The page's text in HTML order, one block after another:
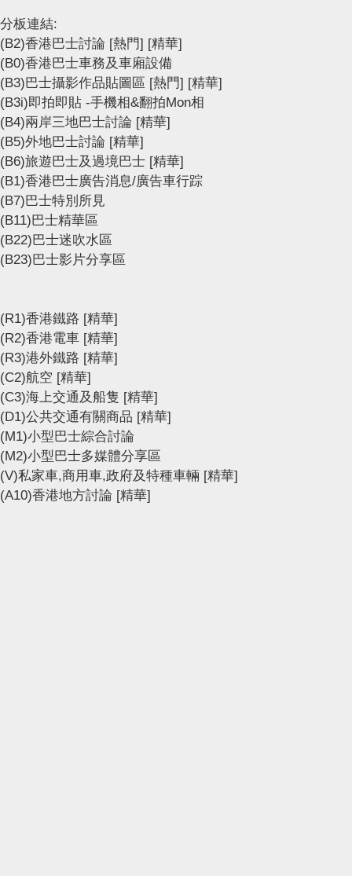
分板連結:
(B2)香港巴士討論 [熱門] [精華]
(B0)香港巴士車務及車廂設備
(B3)巴士攝影作品貼圖區 [熱門] [精華]
(B3i)即拍即貼 -手機相&翻拍Mon相
(B4)兩岸三地巴士討論 [精華]
(B5)外地巴士討論 [精華]
(B6)旅遊巴士及過境巴士 [精華]
(B1)香港巴士廣告消息/廣告車行踪
(B7)巴士特別所見
(B11)巴士精華區
(B22)巴士迷吹水區
(B23)巴士影片分享區
(R1)香港鐵路 [精華]
(R2)香港電車 [精華]
(R3)港外鐵路 [精華]
(C2)航空 [精華]
(C3)海上交通及船隻 [精華]
(D1)公共交通有關商品 [精華]
(M1)小型巴士綜合討論
(M2)小型巴士多媒體分享區
(V)私家車,商用車,政府及特種車輛 [精華]
(A10)香港地方討論 [精華]